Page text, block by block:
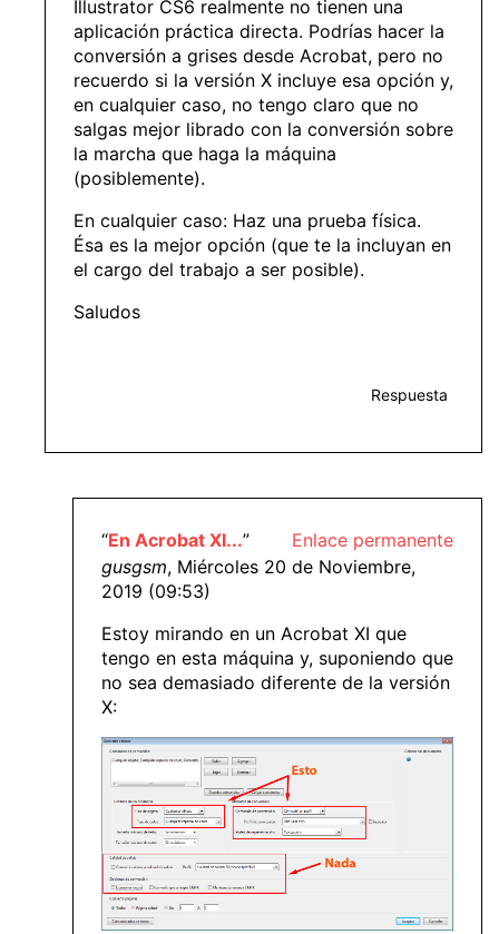
Illustrator CS6 realmente no tienen una
aplicación práctica directa. Podrías hacer la
conversión a grises desde Acrobat, pero no
recuerdo si la versión X incluye esa opción y,
en cualquier caso, no tengo claro que no
salgas mejor librado con la conversión sobre
la marcha que haga la máquina
(posiblemente).
En cualquier caso: Haz una prueba física.
Ésa es la mejor opción (que te la incluyan en
el cargo del trabajo a ser posible).
Saludos
Respuesta
Enlace permanente
“En Acrobat XI...”
gusgsm, Miércoles 20 de Noviembre,
2019 (09:53)
Estoy mirando en un Acrobat XI que
tengo en esta máquina y, suponiendo que
no sea demasiado diferente de la versión
X: